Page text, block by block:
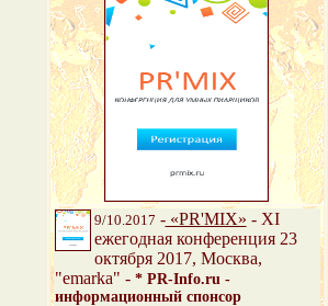
9/10.2017 -«PR'MIX» - ХI
ежегодная конференция 23
октября 2017, Москва,
"emarka" - * PR-Info.ru -
информационный спонсор